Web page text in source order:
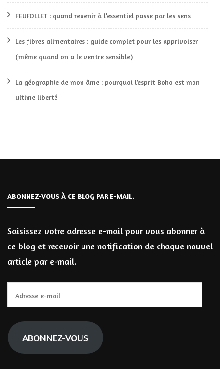
FEUFOLLET : quand revenir à l’essentiel passe par les sens
Les fibres alimentaires : guide complet pour les apprivoiser
(même quand on a le ventre sensible)
La géographie de mon âme : pourquoi l’esprit Boho est mon
ultime liberté
ABONNEZ-VOUS À CE BLOG PAR E-MAIL.
Saisissez votre adresse e-mail pour vous abonner à
ce blog et recevoir une notification de chaque nouvel
article par e-mail.
e-
mail
ABONNEZ-VOUS